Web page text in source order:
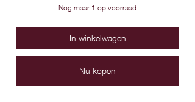
Nog maar 1 op voorraad
In winkelwagen
Nu kopen